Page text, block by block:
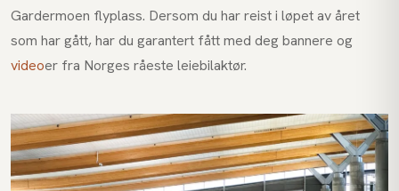
Gardermoen flyplass. Dersom du har reist i løpet av året
som har gått, har du garantert fått med deg bannere og
videoer fra Norges råeste leiebilaktør.